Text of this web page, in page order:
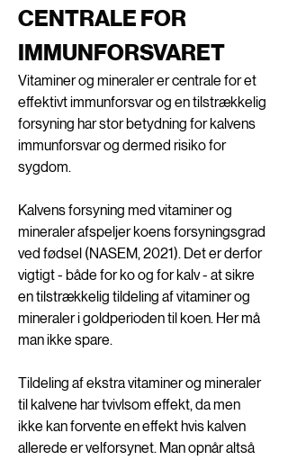
CENTRALE FOR
IMMUNFORSVARET
Vitaminer og mineraler er centrale for et
effektivt immunforsvar og en tilstrækkelig
forsyning har stor betydning for kalvens
immunforsvar og dermed risiko for
sygdom.
Kalvens forsyning med vitaminer og
mineraler afspeljer koens forsyningsgrad
ved fødsel (NASEM, 2021). Det er derfor
vigtigt - både for ko og for kalv - at sikre
en tilstrækkelig tildeling af vitaminer og
mineraler i goldperioden til koen. Her må
man ikke spare.
Tildeling af ekstra vitaminer og mineraler
til kalvene har tvivlsom effekt, da men
ikke kan forvente en effekt hvis kalven
allerede er velforsynet. Man opnår altså